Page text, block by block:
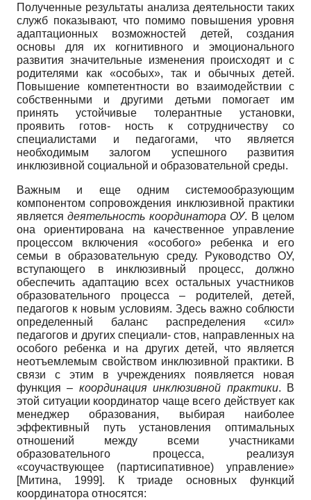
Полученные результаты анализа деятельности таких
служб показывают, что помимо повышения уровня
адаптационных возможностей детей, создания
основы для их когнитивного и эмоционального
развития значительные изменения происходят и с
родителями как «особых», так и обычных детей.
Повышение компетентности во взаимодействии с
собственными и другими детьми помогает им
принять устойчивые толерантные установки,
проявить готов- ность к сотрудничеству со
специалистами и педагогами, что является
необходимым залогом успешного развития
инклюзивной социальной и образовательной среды.
Важным и еще одним системообразующим
компонентом сопровождения инклюзивной практики
являетсядеятельность координатора ОУ. В целом
она ориентирована на качественное управление
процессом включения «особого» ребенка и его
семьи в образовательную среду. Руководство ОУ,
вступающего в инклюзивный процесс, должно
обеспечить адаптацию всех остальных участников
образовательного процесса – родителей, детей,
педагогов к новым условиям. Здесь важно соблюсти
определенный баланс распределения «сил»
педагогов и других специали- стов, направленных на
особого ребенка и на других детей, что является
неотъемлемым свойством инклюзивной практики. В
связи с этим в учреждениях появляется новая
функция – координация инклюзивной практики. В
этой ситуации координатор чаще всего действует как
менеджер образования, выбирая наиболее
эффективный путь установления оптимальных
отношений между всеми участниками
образовательного процесса, реализуя
«соучаствующее (партисипативное) управление»
[Митина, 1999]. К триаде основных функций
координатора относятся: